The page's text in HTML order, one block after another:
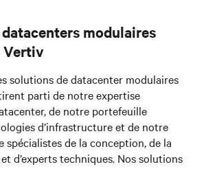
modulaires
Vertiv
solutions de datacenter modulaires
parti de notre expertise
de notre portefeuille
d’infrastructure et de notre
spécialistes de la conception, de la
d’experts techniques. Nos solutions